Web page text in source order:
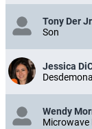
Tony Der
Son
Jessica
Wendy
Microwave